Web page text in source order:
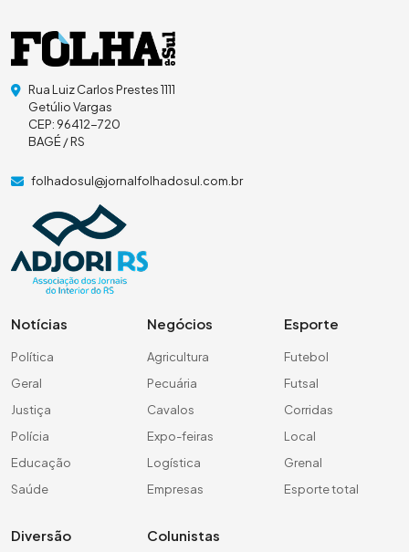
Rua Luiz Carlos Prestes 1111
Getúlio Vargas
CEP: 96412-720
BAGÉ / RS
folhadosul@jornalfolhadosul.com.br
Notícias
Política
Geral
Justiça
Polícia
Educação
Saúde
Negócios
Agricultura
Pecuária
Cavalos
Expo-feiras
Logística
Empresas
Esporte
Futebol
Futsal
Corridas
Local
Grenal
Esporte total
Diversão Colunistas